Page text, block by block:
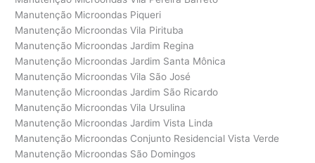
Manutenção Microondas Piqueri
Manutenção Microondas Vila Pirituba
Manutenção Microondas Jardim Regina
Manutenção Microondas Jardim Santa Mônica
Manutenção Microondas Vila São José
Manutenção Microondas Jardim São Ricardo
Manutenção Microondas Vila Ursulina
Manutenção Microondas Jardim Vista Linda
Manutenção Microondas Conjunto Residencial Vista Verde
Manutenção Microondas São Domingos